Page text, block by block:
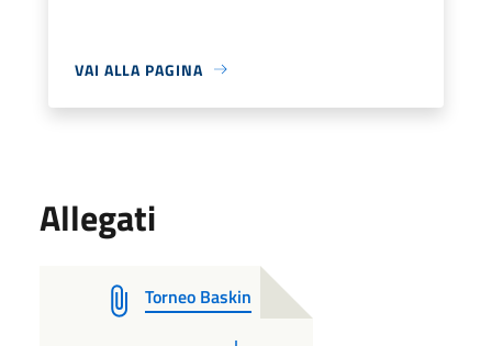
VAI ALLA PAGINA
Allegati
Torneo Baskin